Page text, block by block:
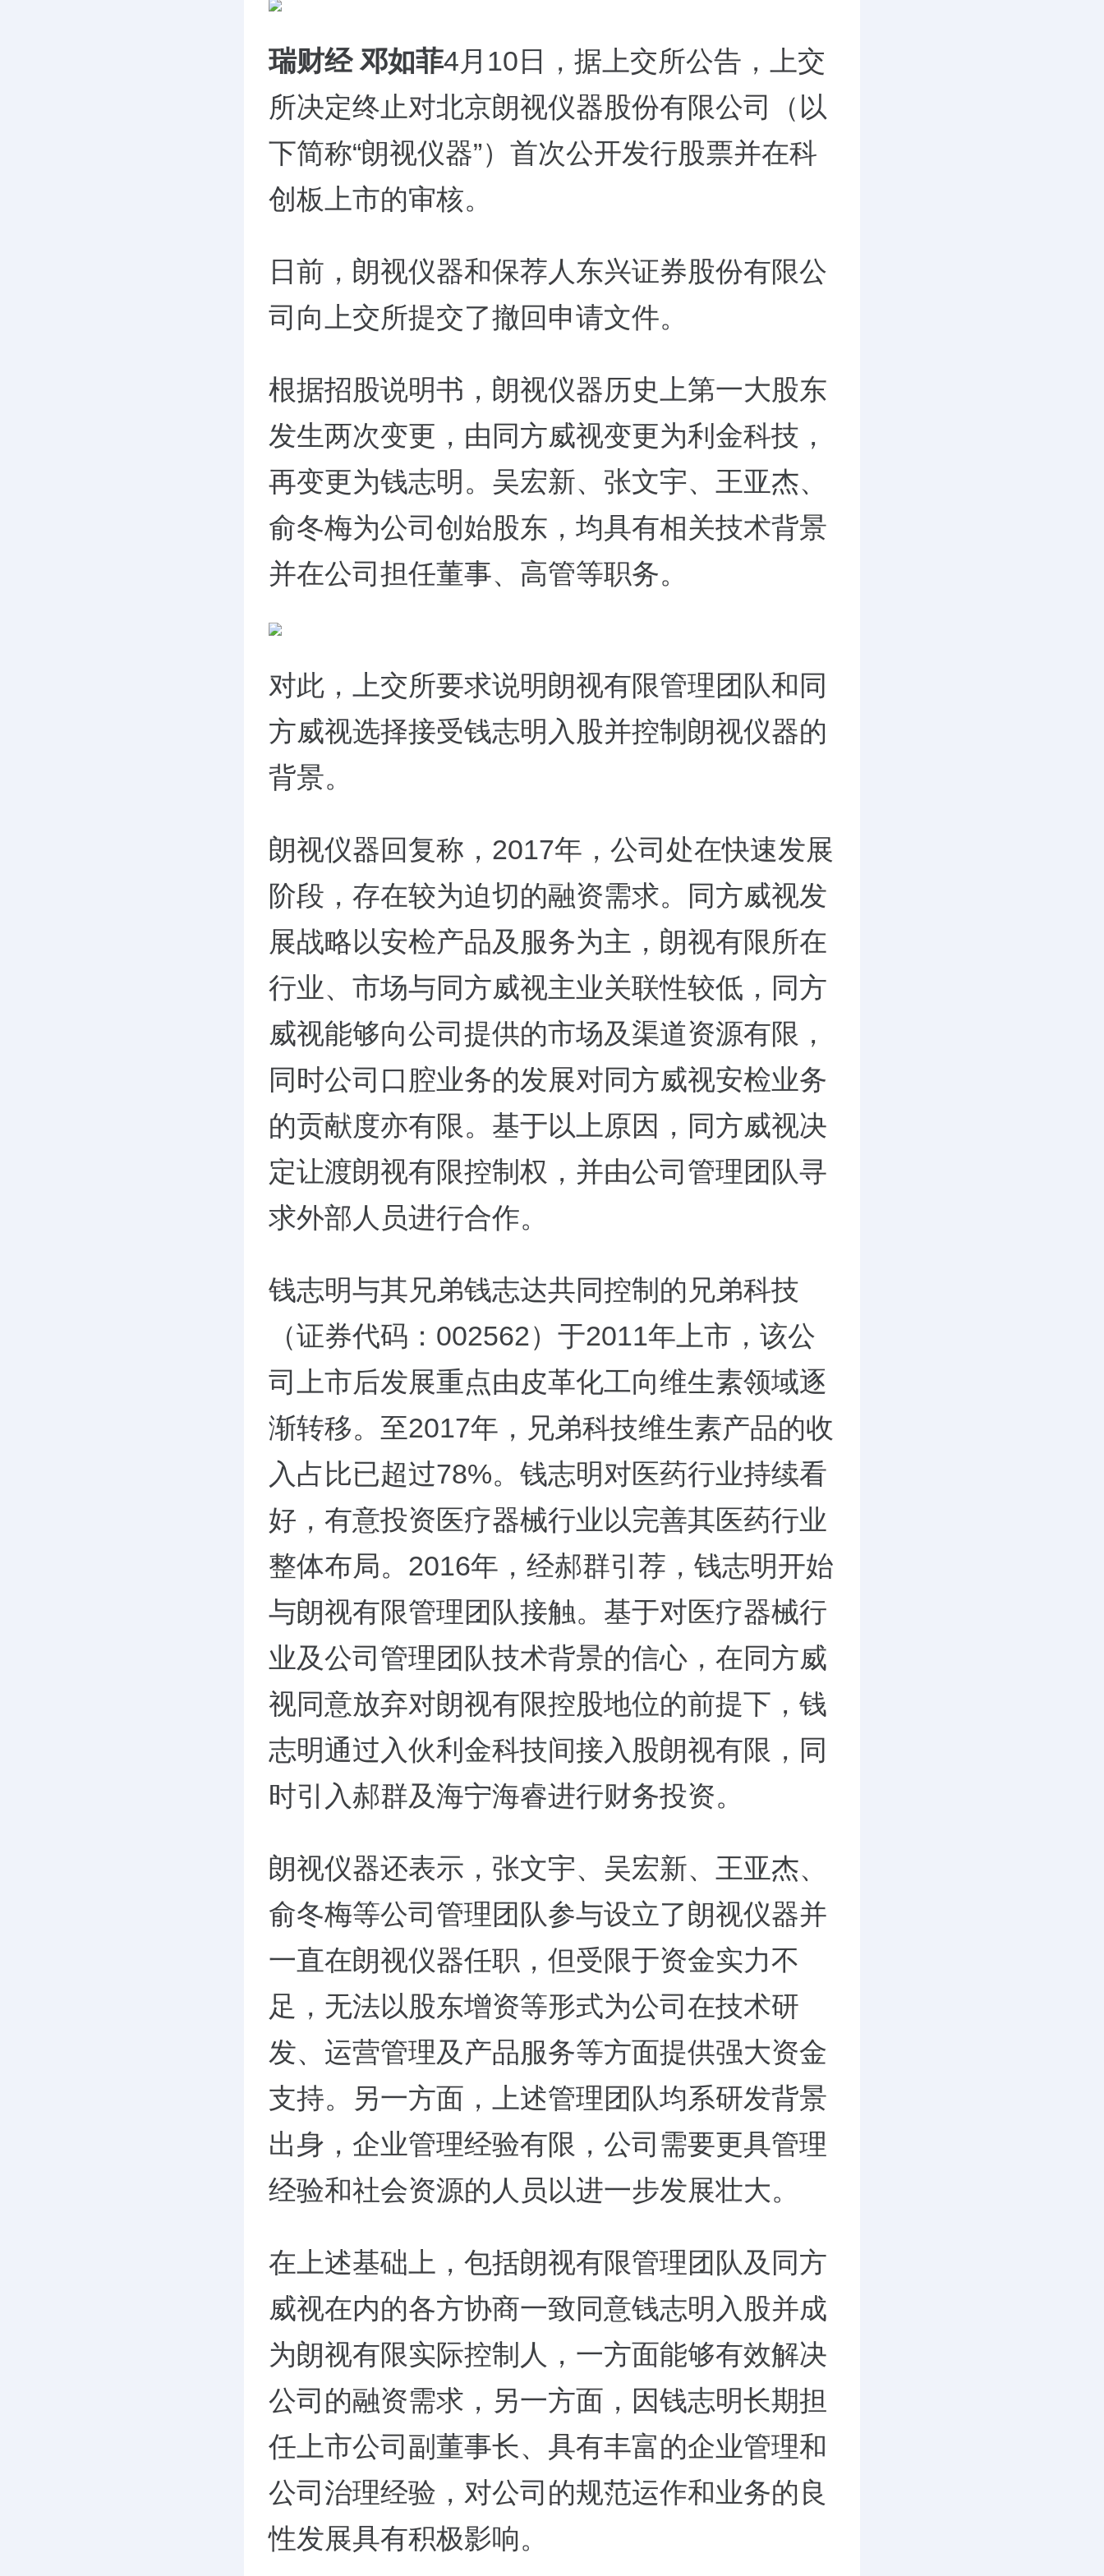
瑞财经 邓如菲4月10日，据上交所公告，上交
所决定终止对北京朗视仪器股份有限公司（以
下简称“朗视仪器”）首次公开发行股票并在科
创板上市的审核。
日前，朗视仪器和保荐人东兴证券股份有限公
司向上交所提交了撤回申请文件。
根据招股说明书，朗视仪器历史上第一大股东
发生两次变更，由同方威视变更为利金科技，
再变更为钱志明。吴宏新、张文宇、王亚杰、
俞冬梅为公司创始股东，均具有相关技术背景
并在公司担任董事、高管等职务。
对此，上交所要求说明朗视有限管理团队和同
方威视选择接受钱志明入股并控制朗视仪器的
背景。
朗视仪器回复称，2017年，公司处在快速发展
阶段，存在较为迫切的融资需求。同方威视发
展战略以安检产品及服务为主，朗视有限所在
行业、市场与同方威视主业关联性较低，同方
威视能够向公司提供的市场及渠道资源有限，
同时公司口腔业务的发展对同方威视安检业务
的贡献度亦有限。基于以上原因，同方威视决
定让渡朗视有限控制权，并由公司管理团队寻
求外部人员进行合作。
钱志明与其兄弟钱志达共同控制的兄弟科技
（证券代码：002562）于2011年上市，该公
司上市后发展重点由皮革化工向维生素领域逐
渐转移。至2017年，兄弟科技维生素产品的收
入占比已超过78%。钱志明对医药行业持续看
好，有意投资医疗器械行业以完善其医药行业
整体布局。2016年，经郝群引荐，钱志明开始
与朗视有限管理团队接触。基于对医疗器械行
业及公司管理团队技术背景的信心，在同方威
视同意放弃对朗视有限控股地位的前提下，钱
志明通过入伙利金科技间接入股朗视有限，同
时引入郝群及海宁海睿进行财务投资。
朗视仪器还表示，张文宇、吴宏新、王亚杰、
俞冬梅等公司管理团队参与设立了朗视仪器并
一直在朗视仪器任职，但受限于资金实力不
足，无法以股东增资等形式为公司在技术研
发、运营管理及产品服务等方面提供强大资金
支持。另一方面，上述管理团队均系研发背景
出身，企业管理经验有限，公司需要更具管理
经验和社会资源的人员以进一步发展壮大。
在上述基础上，包括朗视有限管理团队及同方
威视在内的各方协商一致同意钱志明入股并成
为朗视有限实际控制人，一方面能够有效解决
公司的融资需求，另一方面，因钱志明长期担
任上市公司副董事长、具有丰富的企业管理和
公司治理经验，对公司的规范运作和业务的良
性发展具有积极影响。